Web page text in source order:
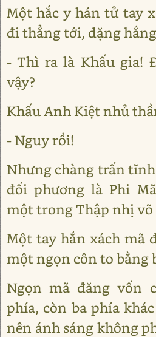
Một hắc y hán tử tay
đi thẳng tới, dặng
- Thì ra là Khấu gia!
vậy?
Khấu Anh Kiệt nhủ
- Nguy rồi!
Nhưng chàng trấn
đối phương là Phi
một trong Thập nhị võ
Một tay hắn xách mã
một ngọn côn to bằng
Ngọn mã đăng vốn
phía, còn ba phía
nên ánh sáng không